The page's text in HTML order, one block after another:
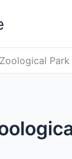
Park